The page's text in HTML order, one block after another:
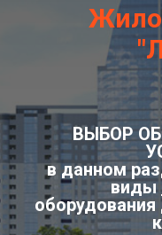
ВЫБОР
в данном
виды